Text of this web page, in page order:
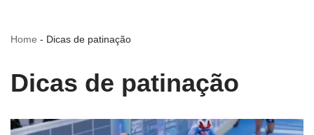
Home - Dicas de patinação
Dicas de patinação